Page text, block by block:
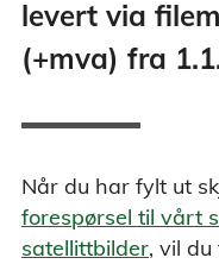
levert via
(+mva) fra
Når du har fylt ut
forespørsel til vårt
satellittbilder, vil